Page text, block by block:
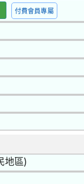
付費會員專屬
地區)